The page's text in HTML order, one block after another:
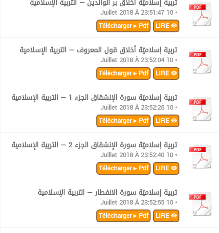
تربية إسلاميّة أخلاق بر الوالدين — التربية الإسلامية
• 10 Juillet 2018 À 23:51:47
Télécharger ▸ Pdf
تربية إسلاميّة أخلاق قول المعروف — التربية الإسلامية
• 10 Juillet 2018 À 23:52:04
Télécharger ▸ Pdf
تربية إسلاميّة سورة الإنشقاق الجزء 1 — التربية الإسلامية
• 10 Juillet 2018 À 23:52:26
Télécharger ▸ Pdf
تربية إسلاميّة سورة الإنشقاق الجزء 2 — التربية الإسلامية
• 10 Juillet 2018 À 23:52:40
Télécharger ▸ Pdf
تربية إسلاميّة سورة الانفطار — التربية الإسلامية
• 10 Juillet 2018 À 23:52:55
Télécharger ▸ Pdf